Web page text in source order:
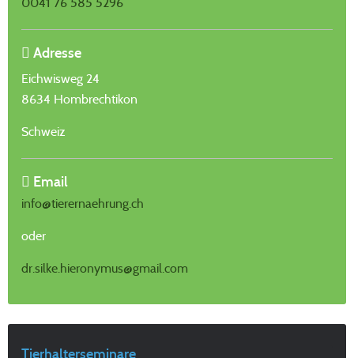
Adresse
Eichwisweg 24
8634 Hombrechtikon
Schweiz
Email
info@tierernaehrung.ch
oder
dr.silke.hieronymus@gmail.com
Tierhalterseminare